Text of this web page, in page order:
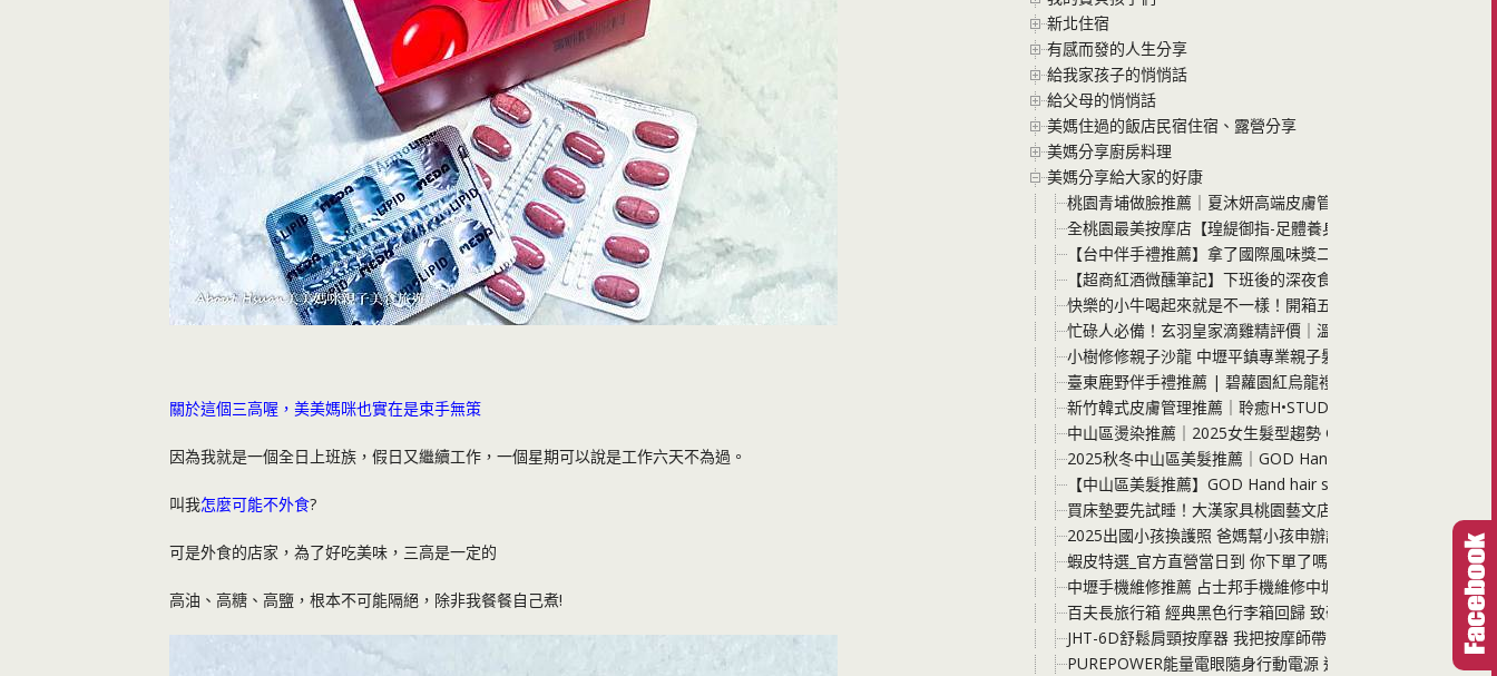
關於這個三高喔，美美媽咪也實在是束手無策
因為我就是一個全日上班族，假日又繼續工作，一個星期可以說是工作六天不為過。
叫我怎麼可能不外食?
可是外食的店家，為了好吃美味，三高是一定的
高油、高糖、高鹽，根本不可能隔絕，除非我餐餐自己煮!
新北住宿
有感而發的人生分享
給我家孩子的悄悄話
給父母的悄悄話
美媽住過的飯店民宿住宿、露營分享
美媽分享廚房料理
美媽分享給大家的好康
桃園青埔做臉推薦｜夏沐妍高端皮膚管理中心．AI肌膚檢測＋
全桃園最美按摩店【瑝緹御指-足體養身會館(三民店)按摩調
【台中伴手禮推薦】拿了國際風味獎二星卻還在夜市擺攤！
【超商紅酒微醺筆記】下班後的深夜食堂 這兩支「紗莉那紅
快樂的小牛喝起來就是不一樣！開箱五梅鮮乳 單一牧場的純
忙碌人必備！玄羽皇家滴雞精評價｜溫柔補給全家元氣，告別
小樹修修親子沙龍 中壢平鎮專業親子髮廊，兒童剪髮、染護
臺東鹿野伴手禮推薦 | 碧蘿園紅烏龍禮盒開箱、花香風味設
新竹韓式皮膚管理推薦｜聆癒H•STUDIO：非侵入式液態皮
中山區燙染推薦｜2025女生髮型趨勢 GOD Hand hair salon
2025秋冬中山區美髮推薦｜GOD Hand hair salon：韓系鎖骨
【中山區美髮推薦】GOD Hand hair salon Taki店長 20年功
買床墊要先試睡！大漢家具桃園藝文店打造床墊沉浸式試睡體
2025出國小孩換護照 爸媽幫小孩申辦護照注意事項一次報你
蝦皮特選_官方直營當日到 你下單了嗎? 優惠超多 無外包裝價
中壢手機維修推薦 占士邦手機維修中壢店 iPhone/Android、
百夫長旅行箱 經典黑色行李箱回歸 致敬2015年-2019年的華
JHT-6D舒鬆肩頸按摩器 我把按摩師帶回家了! 價格便宜到誇
PUREPOWER能量電眼隨身行動電源 通勤、出遊，住宿不再